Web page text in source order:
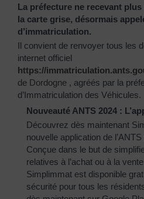
La préfecture ne recevant
la carte grise, désormais
d’immatriculation.
Il convient de renvoyer tous les
internet officiel
https://
de Dordogne , agréés par la
d’Immatriculation des Véhicules.
Nouveauté ANTS 2024 :
Découvrez dès maintenant
nouvelle application de l’ANTS
Conçue dans le but de
relatives à l’achat ou à la
Simplimmat est disponible
sécurité pour tous les